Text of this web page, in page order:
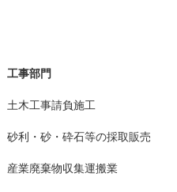
工事部門
土木工事請負施工
砂利・砂・砕石等の採取販売
産業廃棄物収集運搬業